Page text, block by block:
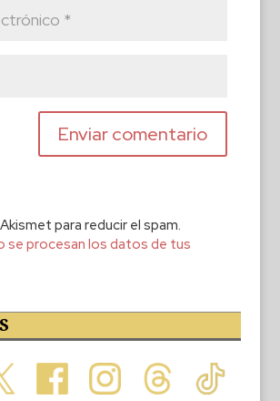
para reducir el spam.
se procesan los datos de tus